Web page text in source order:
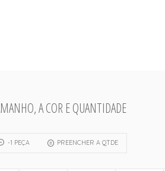
A COR E QUANTIDADE
-1 PEÇA PREENCHER A QTDE